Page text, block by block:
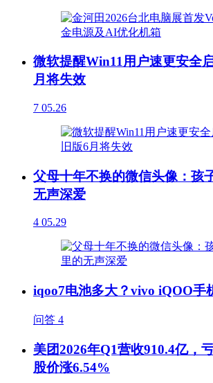
微软提醒Win11用户速更安全
月将失效
7 05.26
父母十年不换的微信头像：孩
无声深爱
4 05.29
iqoo7电池多大？vivo iQOO手
问答 4
美团2026年Q1营收910.4亿，
股价涨6.54%